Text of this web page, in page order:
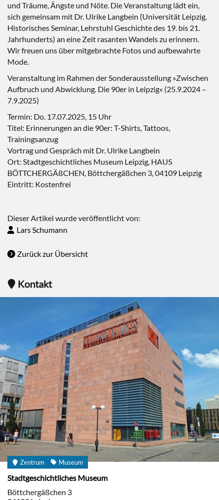
und Träume, Ängste und Nöte. Die Veranstaltung lädt ein,
sich gemeinsam mit Dr. Ulrike Langbein (Universität Leipzig,
Historisches Seminar, Lehrstuhl Geschichte des 19. bis 21.
Jahrhunderts) an eine Zeit rasanten Wandels zu erinnern.
Wir freuen uns über mitgebrachte Fotos und aufbewahrte
Mode.
Veranstaltung im Rahmen der Sonderausstellung »Zwischen
Aufbruch und Abwicklung. Die 90er in Leipzig« (25.9.2024 –
7.9.2025)
Termin: Do. 17.07.2025, 15 Uhr
Titel: Erinnerungen an die 90er: T-Shirts, Tattoos,
Trainingsanzug
Vortrag und Gespräch mit Dr. Ulrike Langbein
Ort: Stadtgeschichtliches Museum Leipzig, HAUS
BÖTTCHERGÄßCHEN, Böttchergäßchen 3, 04109 Leipzig
Eintritt: Kostenfrei
Dieser Artikel wurde veröffentlicht von:
Lars Schumann
Zurück zur Übersicht
Kontakt
Zentrum Museum
Stadtgeschichtliches Museum
Böttchergäßchen 3